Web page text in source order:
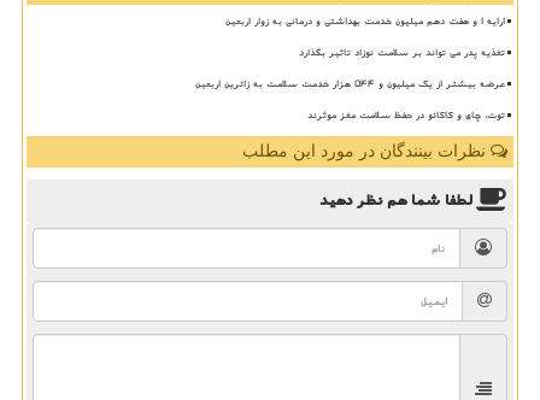
ارایه ۱ و هفت دهم میلیون خدمت بهداشتی و درمانی به زوار اربعین
تغذیه پدر می تواند بر سلامت نوزاد تاثیر بگذارد
عرضه بیشتر از یک میلیون و ۵۴۴ هزار خدمت سلامت به زائرین اربعین
توت، چای و کاکائو در حفظ سلامت مغز موثرند
نظرات بینندگان در مورد این مطلب
لطفا شما همنظر دهید